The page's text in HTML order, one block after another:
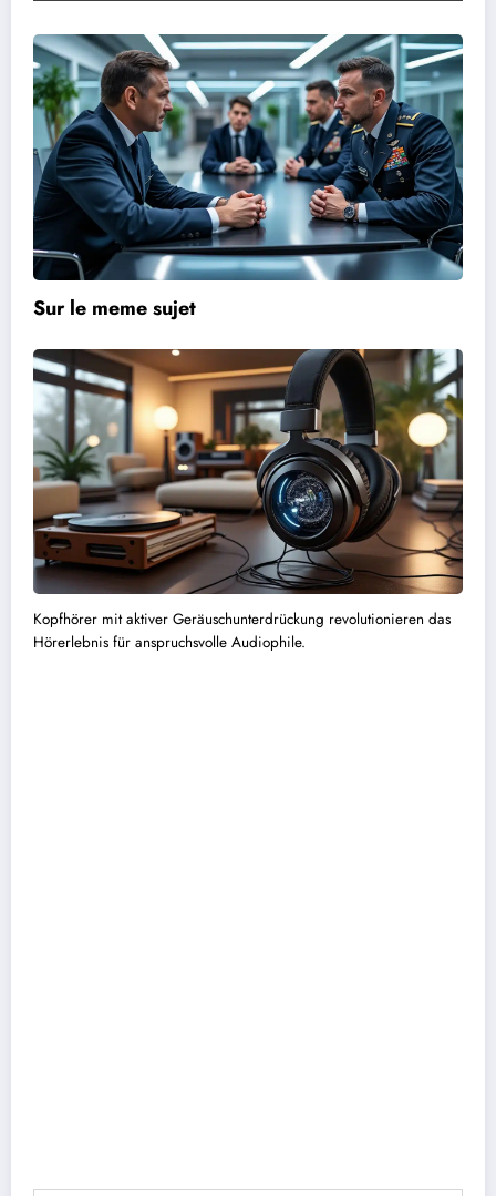
Sur le meme sujet
Kopfhörer mit aktiver Geräuschunterdrückung revolutionieren das
Hörerlebnis für anspruchsvolle Audiophile.